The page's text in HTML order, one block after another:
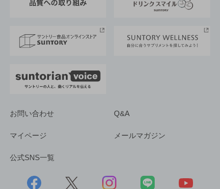
採用情報
お問い合わせ Q&A
マイページ メールマガジン
公式SNS一覧